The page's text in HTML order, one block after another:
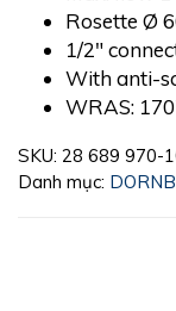
Rosette Ø
1/2″
With anti-
WRAS:
SKU: 28 689 970-
Danh mục: